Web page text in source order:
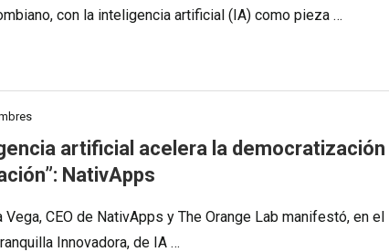
con la inteligencia artificial (IA) como pieza …
artificial acelera la democratización
NativApps
Vega, CEO de NativApps y The Orange Lab manifestó, en el
Innovadora, de IA …